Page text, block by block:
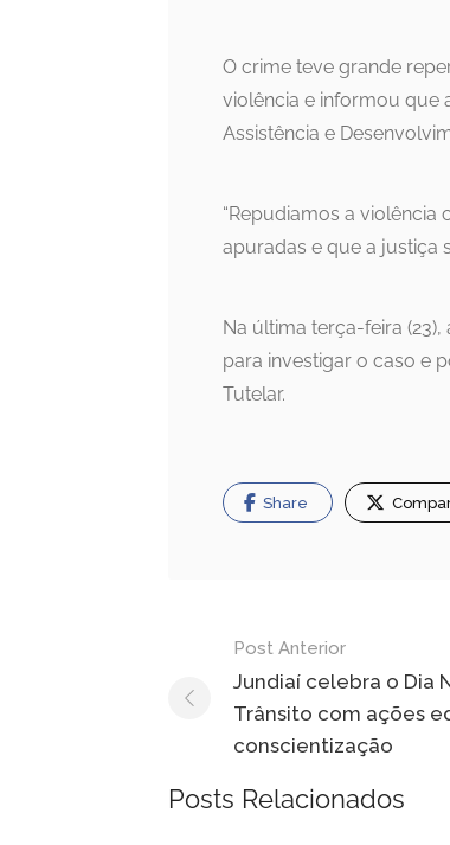
O crime teve grande
violência e informou que
Assistência e
“Repudiamos a violência
apuradas e que a justiça
Na última terça-feira
para investigar o caso e
Tutelar.
Share
Navegação
de
Post Anterior
Jundiaí celebra o Dia
Trânsito com ações
conscientização
Posts Relacionados